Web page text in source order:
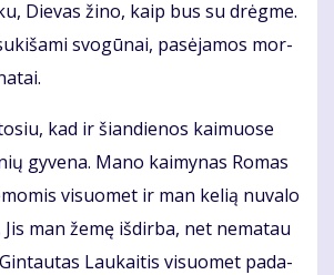
Die­vas ži­no, kaip bus su drėg­me.
svo­gū­nai, pa­sė­ja­mos mor­
kad ir šian­die­nos kai­muo­se
gy­ve­na. Ma­no kai­my­nas Ro­mas
vi­suo­met ir man ke­lią nu­va­lo
man že­mę iš­dir­ba, net ne­ma­tau
Lau­kai­tis vi­suo­met pa­da­